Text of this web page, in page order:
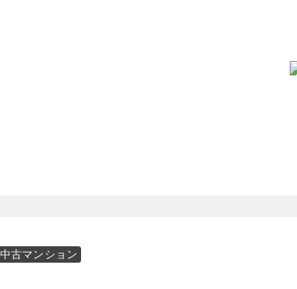
中古マンション